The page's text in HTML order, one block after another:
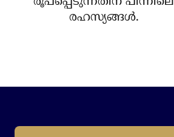
രഹസ്യങ്ങള്‍.